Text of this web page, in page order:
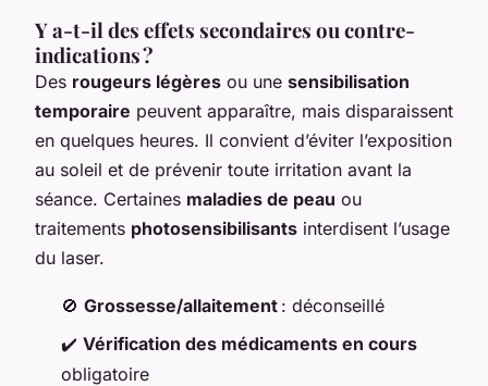
Y a-t-il des effets secondaires ou contre-
indications ?
Des rougeurs légères ou une sensibilisation
temporaire peuvent apparaître, mais disparaissent
en quelques heures. Il convient d’éviter l’exposition
au soleil et de prévenir toute irritation avant la
séance. Certaines maladies de peau ou
traitements photosensibilisants interdisent l’usage
du laser.
🚫 Grossesse/allaitement : déconseillé
✔️ Vérification des médicaments en cours
obligatoire